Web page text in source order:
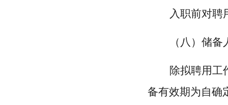
入职前对聘
（八）储备
除拟聘用工
备有效期为自确